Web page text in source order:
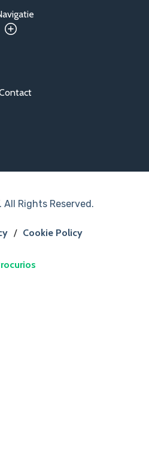
All Rights Reserved.
/ Cookie Policy